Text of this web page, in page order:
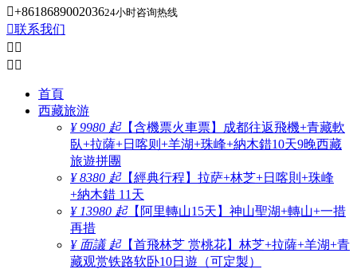
+861868900203624小时咨询热线
联系我们
 
 
首頁
西藏旅游
¥ 9980 起【含機票火車票】成都往返飛機+青藏軟
臥+拉薩+日喀则+羊湖+珠峰+納木錯10天9晚西藏
旅遊拼團
¥ 8380 起【經典行程】拉萨+林芝+日喀則+珠峰
+納木錯 11天
¥ 13980 起【阿里轉山15天】神山聖湖+轉山+一措
再措
¥ 面議 起【首飛林芝 赏桃花】林芝+拉薩+羊湖+青
藏观赏铁路软卧10日遊（可定製）